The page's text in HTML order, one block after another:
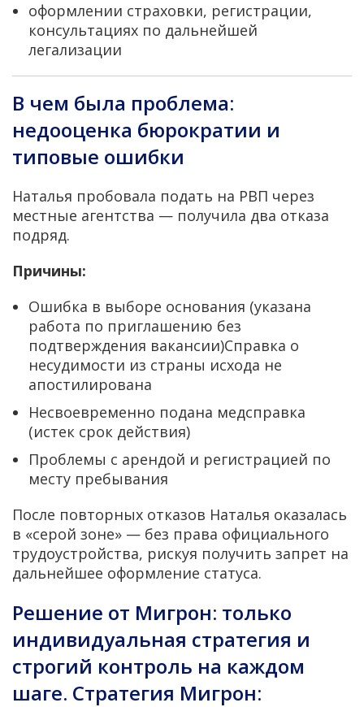
оформлении страховки, регистрации,
консультациях по дальнейшей
легализации
В чем была проблема:
недооценка бюрократии и
типовые ошибки
Наталья пробовала подать на РВП через
местные агентства — получила два отказа
подряд.
Причины:
Ошибка в выборе основания (указана
работа по приглашению без
подтверждения вакансии)Справка о
несудимости из страны исхода не
апостилирована
Несвоевременно подана медсправка
(истек срок действия)
Проблемы с арендой и регистрацией по
месту пребывания
После повторных отказов Наталья оказалась
в «серой зоне» — без права официального
трудоустройства, рискуя получить запрет на
дальнейшее оформление статуса.
Решение от Мигрон: только
индивидуальная стратегия и
строгий контроль на каждом
шаге. Стратегия Мигрон: